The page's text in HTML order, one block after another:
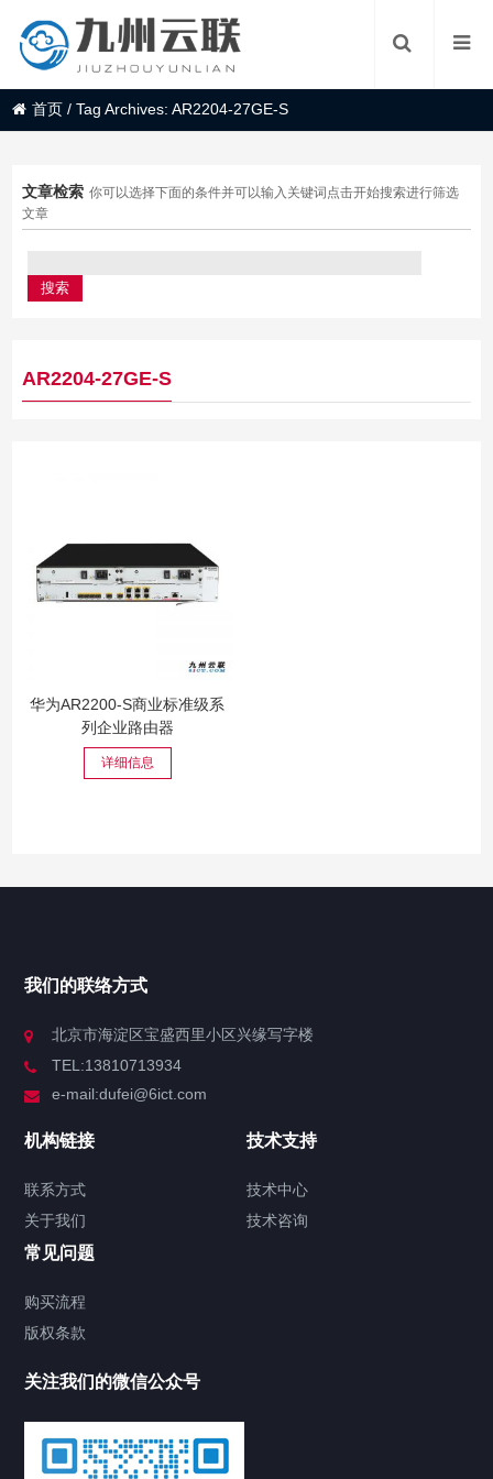
首页 /Tag Archives: AR2204-27GE-S
文章检索 你可以选择下面的条件并可以输入关键词点击开始搜索进行筛选
文章
AR2204-27GE-S
华为AR2200-S商业标准级系
列企业路由器
详细信息
我们的联络方式
北京市海淀区宝盛西里小区兴缘写字楼
TEL:13810713934
e-mail:dufei@6ict.com
机构链接
联系方式
关于我们
技术支持
技术中心
技术咨询
常见问题
购买流程
版权条款
关注我们的微信公众号